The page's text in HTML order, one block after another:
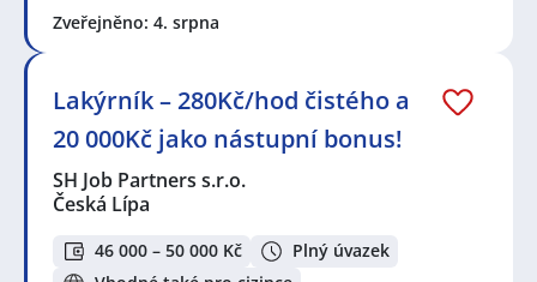
Zveřejněno: 4. srpna
Lakýrník – 280Kč/hod čistého a
20 000Kč jako nástupní bonus!
SH Job Partners s.r.o.
Česká Lípa
46 000 – 50 000 Kč
Plný úvazek